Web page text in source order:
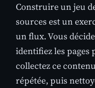
Construire un jeu
sources est un
un flux. Vous
identifiez les
collectez ce
répétée, puis